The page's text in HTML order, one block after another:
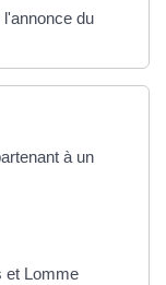
l'annonce du
à un
et Lomme